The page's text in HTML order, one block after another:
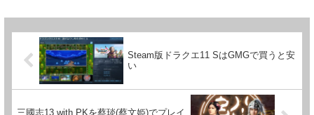
Steam版ドラクエ11 SはGMGで買うと安
い
三國志13 with PKを蔡琰(蔡文姫)でプレイ